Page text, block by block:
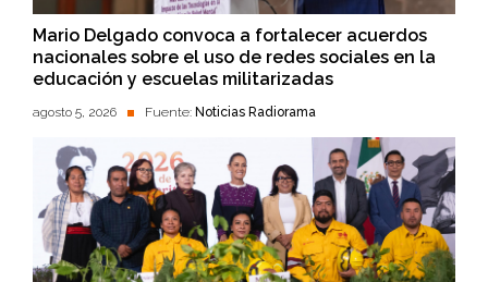
Mario Delgado convoca a fortalecer acuerdos
nacionales sobre el uso de redes sociales en la
educación y escuelas militarizadas
agosto 5, 2026 Fuente: Noticias Radiorama